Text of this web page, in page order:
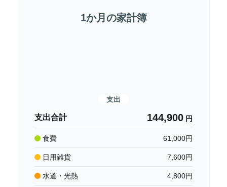
1か月の家計簿
支出
支出合計 144,900 円
食費 61,000円
日用雑貨 7,600円
水道・光熱 4,800円